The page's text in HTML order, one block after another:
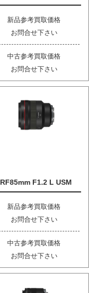
新品参考買取価格
お問合せ下さい
中古参考買取価格
お問合せ下さい
RF85mm F1.2 L USM
新品参考買取価格
お問合せ下さい
中古参考買取価格
お問合せ下さい